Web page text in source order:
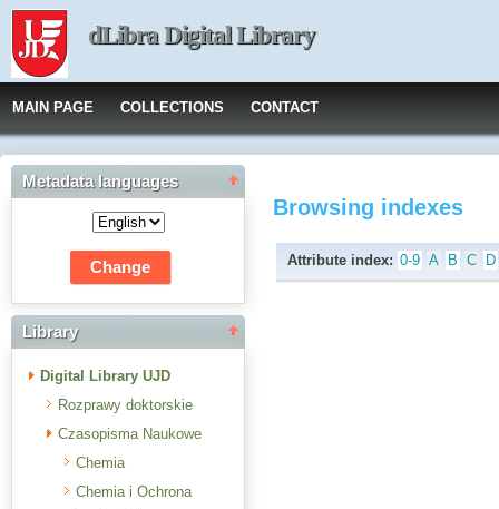
dLibra Digital Library
MAIN PAGE COLLECTIONS CONTACT
Metadata languages
Library
Digital Library UJD
Rozprawy doktorskie
Czasopisma Naukowe
Chemia
Chemia i Ochrona
Browsing indexes
Attribute index: 0-9 A B C D